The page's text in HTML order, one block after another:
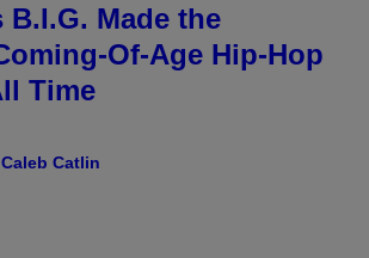
Made the
Of-Age Hip-Hop
Time
Caleb Catlin